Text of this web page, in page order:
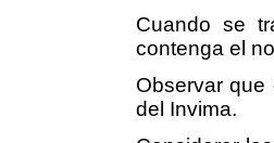
Cuando se
contenga el
Observar que
del Invima.